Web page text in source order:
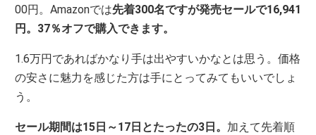
00円。Amazonでは先着300名ですが発売セールで16,941
円。37％オフで購入できます。
1.6万円であればかなり手は出やすいかなとは思う。価格
の安さに魅力を感じた方は手にとってみてもいいでしょ
う。
セール期間は15日～17日とたったの3日。 加えて先着順